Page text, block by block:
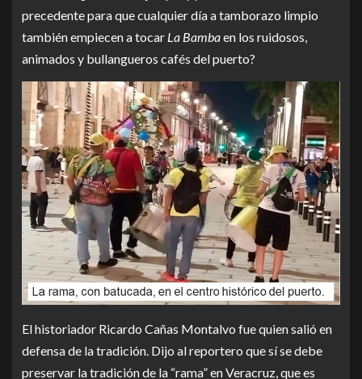
precedente para que cualquier día a tamborazo limpio
también empiecen a tocar La Bambaen los ruidosos,
animados y bullangueros cafés del puerto?
El historiador Ricardo Cañas Montalvo fue quien salió en
defensa de la tradición. Dijo al reportero que sí se debe
preservar la tradición de la “rama” en Veracruz, que es